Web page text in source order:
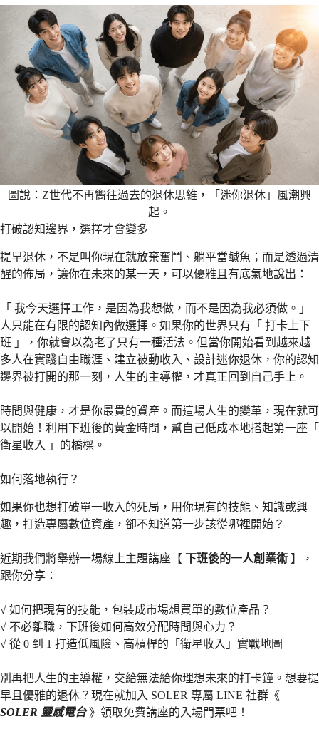
圖說：Z世代不再嚮往過去的退休思維，「迷你退休」風潮興
起。
打破認知邊界，選擇才會變多
提早退休，不是叫你現在就放棄奮鬥、躺平當鹹魚；而是透過清
醒的佈局，讓你在未來的某一天，可以優雅且有底氣地說出：
「 我今天選擇工作，是因為我想做，而不是因為我必須做。」
人只能在有限的認知內做選擇。如果你的世界只有「 打卡上下
班 」，你就會以為老了只有一種活法。但當你開始看到越來越
多人在實踐自由職涯、建立被動收入、設計迷你退休，你的認知
邊界被打開的那一刻，人生的主導權，才真正回到自己手上。
時間與健康，才是你最貴的資產。而這場人生的變革，現在就可
以開始！利用下班後的黃金時間，幫自己低成本地搭起第一座「
衛星收入 」的橋樑。
如何落地執行？
如果你也想打破單一收入的死局，用你現有的技能、知識或興
趣，打造專屬數位資產，卻不知道第一步該從哪裡開始？
近期我們將舉辦一場線上主題講座【 下班後的一人創業術 】，
跟你分享：
√ 如何把現有的技能，包裝成市場想買單的數位產品？
√ 不必離職，下班後如何高效分配時間與心力？
√ 從 0 到 1 打造低風險、高槓桿的「衛星收入」實戰地圖
別再把人生的主導權，交給無法給你理想未來的打卡鐘。想要提
早且優雅的退休？現在就加入 SOLER 專屬 LINE 社群《
SOLER 靈感電台》領取免費講座的入場門票吧！